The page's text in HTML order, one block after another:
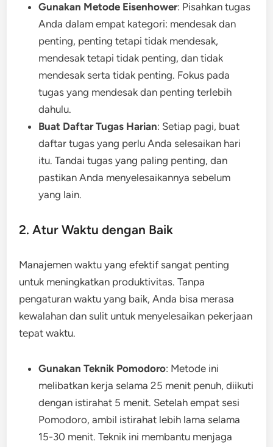
Gunakan Metode Eisenhower: Pisahkan tugas
Anda dalam empat kategori: mendesak dan
penting, penting tetapi tidak mendesak,
mendesak tetapi tidak penting, dan tidak
mendesak serta tidak penting. Fokus pada
tugas yang mendesak dan penting terlebih
dahulu.
Buat Daftar Tugas Harian: Setiap pagi, buat
daftar tugas yang perlu Anda selesaikan hari
itu. Tandai tugas yang paling penting, dan
pastikan Anda menyelesaikannya sebelum
yang lain.
2. Atur Waktu dengan Baik
Manajemen waktu yang efektif sangat penting
untuk meningkatkan produktivitas. Tanpa
pengaturan waktu yang baik, Anda bisa merasa
kewalahan dan sulit untuk menyelesaikan pekerjaan
tepat waktu.
Gunakan Teknik Pomodoro: Metode ini
melibatkan kerja selama 25 menit penuh, diikuti
dengan istirahat 5 menit. Setelah empat sesi
Pomodoro, ambil istirahat lebih lama selama
15-30 menit. Teknik ini membantu menjaga